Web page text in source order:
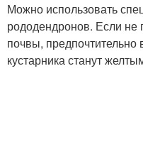
Можно использовать
рододендронов. Если не
почвы, предпочтительно
кустарника станут